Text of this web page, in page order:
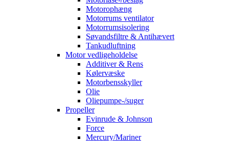
Motorophæng
Motorrums ventilator
Motorrumsisolering
Søvandsfiltre & Antihævert
Tankudluftning
Motor vedligeholdelse
Additiver & Rens
Kølervæske
Motorbensskyller
Olie
Oliepumpe-/suger
Propeller
Evinrude & Johnson
Force
Mercury/Mariner